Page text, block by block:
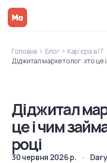
Головна Блог
Кар'єра в IT
Діджитал маркетолог: хто це
Діджитал
це і чим
році
30 червня 2026 р.